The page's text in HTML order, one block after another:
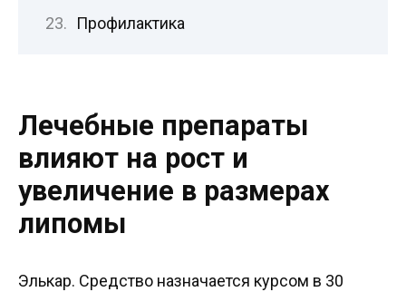
Профилактика
Лечебные препараты
влияют на рост и
увеличение в размерах
липомы
Элькар. Средство назначается курсом в 30